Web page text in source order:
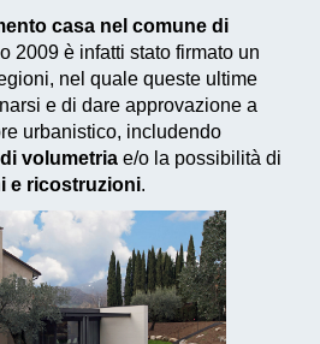
casa nel comune di
2009 è infatti stato firmato un
nel quale queste ultime
e di dare approvazione a
urbanistico, includendo
volumetria e/o la possibilità di
e ricostruzioni.